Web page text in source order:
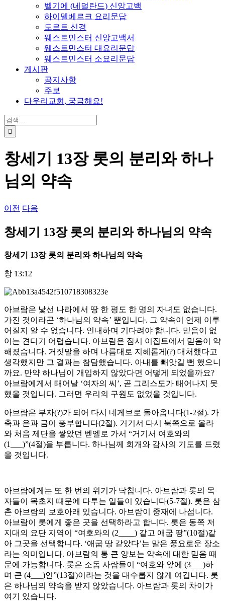
벨기에 (네덜란드) 신앙고백
하이델베르크 요리문답
도르트 신경
웨스트민스터 신앙고백서
웨스트민스터 대요리문답
웨스트민스터 소요리문답
게시판
공지사항
주보
다우리교회, 궁금해요!
검
색
...
창세기 13장 롯의 분리와 하나
님의 약속
이전 다음
창세기 13장 롯의 분리와 하나님의 약속
창세기 13장 롯의 분리와 하나님의 약속
창 13:12
아브람은 낯선 나라에서 땅 한 평도 한 명의 자녀도 없습니다.
가진 것이라곤 ‘하나님의 약속’ 뿐입니다. 그 약속이 언제 이루
어질지 알 수 없습니다. 인내하며 기다려야 합니다. 믿음이 없
이는 견디기 어렵습니다. 아브람은 잠시 이집트에서 믿음이 약
해졌습니다. 거짓말을 하며 나름대로 지혜롭게(?) 대처했다고
생각했지만 그 결과는 참담했습니다. 아내를 빼앗길 뻔 했으니
까요. 만약 하나님이 개입하지 않았다면 어떻게 되었을까요?
아브람에게서 태어날 ‘여자의 씨’, 곧 그리스도가 태어나지 못
했을 것입니다. 그러면 우리의 구원도 없었을 것입니다.
아브람은 부자(?)가 되어 다시 네게브로 돌아옵니다(1-2절). 가
축과 은과 금이 풍부합니다(2절). 거기서 다시 북쪽으로 올라
와 처음 제단을 쌓았던 벧엘로 가서 “거기서 여호와의
(1___)”(4절)을 부릅니다. 하나님께 회개와 감사의 기도를 드렸
을 것입니다.
아브람에게는 또 한 번의 위기가 닥칩니다. 아브람과 롯의 목
자들이 목초지 때문에 다투는 일들이 있습니다(5-7절). 롯은 삼
촌 아브람의 보호아래 있습니다. 아브람이 중재에 나섭니다.
아브람이 롯에게 좋은 곳을 선택하라고 합니다. 롯은 동쪽 저
지대의 요단 지역이 “여호와의 (2____) 같고 애굽 땅”(10절)같
아 그곳을 선택합니다. ‘애굽 땅 같았다’는 말은 풍요로운 장소
라는 의미입니다. 아브람의 통 큰 양보는 약속에 대한 믿음 때
문에 가능합니다. 롯은 소돔 사람들이 “여호와 앞에 (3___)하
며 큰 (4___)인”(13절)이라는 것을 대수롭지 않게 여깁니다. 롯
은 하나님의 약속을 받지 않았습니다. 아브람과 롯의 차이가
여기 있습니다.